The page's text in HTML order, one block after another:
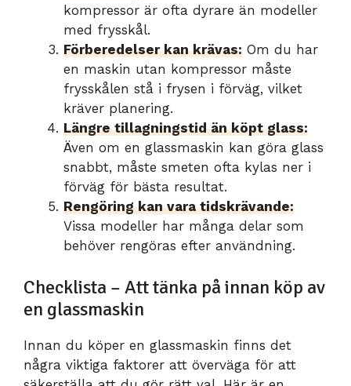
kompressor är ofta dyrare än modeller
med frysskål.
Förberedelser kan krävas: Om du har
en maskin utan kompressor måste
frysskålen stå i frysen i förväg, vilket
kräver planering.
Längre tillagningstid än köpt glass:
Även om en glassmaskin kan göra glass
snabbt, måste smeten ofta kylas ner i
förväg för bästa resultat.
Rengöring kan vara tidskrävande:
Vissa modeller har många delar som
behöver rengöras efter användning.
Checklista – Att tänka på innan köp av
en glassmaskin
Innan du köper en glassmaskin finns det
några viktiga faktorer att överväga för att